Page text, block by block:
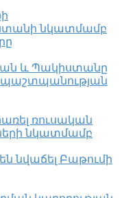
նկատմամբ
և Պակիստանը
ռուսական
նկատմամբ
նվաճել Բաթումի